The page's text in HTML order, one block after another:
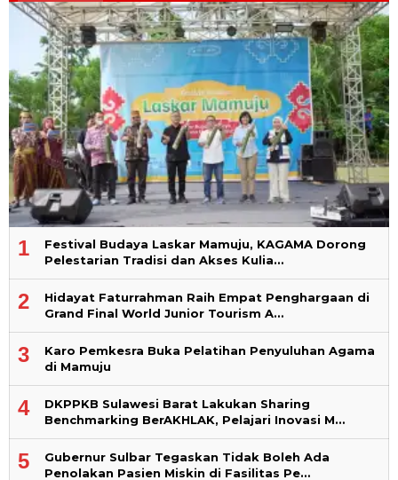
1
Festival Budaya Laskar Mamuju, KAGAMA Dorong
Pelestarian Tradisi dan Akses Kulia…
2
Hidayat Faturrahman Raih Empat Penghargaan di
Grand Final World Junior Tourism A…
3
Karo Pemkesra Buka Pelatihan Penyuluhan Agama
di Mamuju
4
DKPPKB Sulawesi Barat Lakukan Sharing
Benchmarking BerAKHLAK, Pelajari Inovasi M…
5
Gubernur Sulbar Tegaskan Tidak Boleh Ada
Penolakan Pasien Miskin di Fasilitas Pe…